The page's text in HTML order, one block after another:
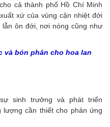
cả thành phố Hồ Chí Minh
xứ của vùng cận nhiệt đới
ôn đới, nơi nóng cũng như
và bón phân cho hoa lan
sinh trưởng và phát triển
lượng cần thiết cho phản ứng